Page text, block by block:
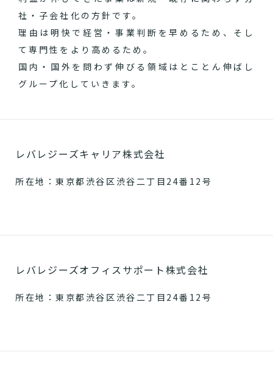
社・子会社化の方針です。
理由は明快で経営・事業判断を早めるため、そし
て専門性をより高めるため。
国内・国外を問わず伸びる領域はとことん伸ばし
グループ化していきます。
レバレジーズキャリア株式会社
所在地：東京都渋谷区渋谷二丁目24番12号
レバレジーズオフィスサポート株式会社
所在地：東京都渋谷区渋谷二丁目24番12号